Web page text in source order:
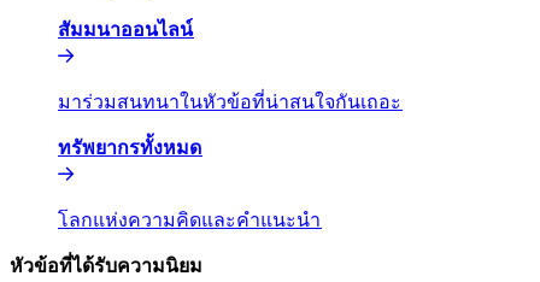
สัมมนาออนไลน์​​
มาร่วมสนทนาในหัวข้อที่น่าสนใจกันเถอะ​​
ทรัพยากรทั้งหมด​​
โลกแห่งความคิดและคำแนะนำ​​
หัวข้อที่ได้รับความนิยม​​